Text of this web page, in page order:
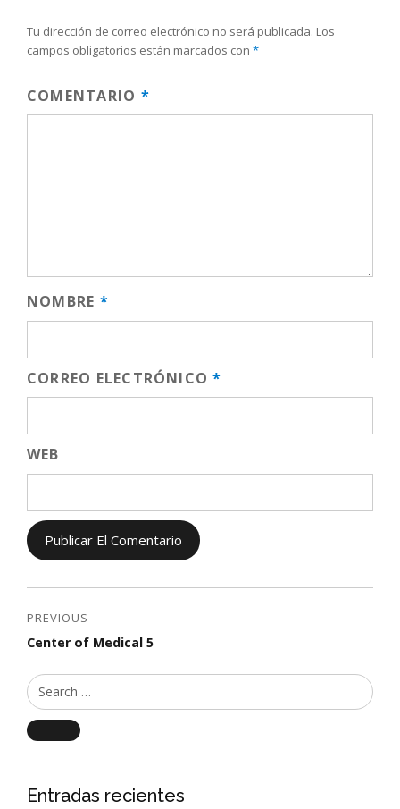
Tu dirección de correo electrónico no será publicada. Los
campos obligatorios están marcados con *
COMENTARIO *
NOMBRE *
CORREO ELECTRÓNICO*
WEB
PREVIOUS
Center of Medical 5
Search
Entradas recientes